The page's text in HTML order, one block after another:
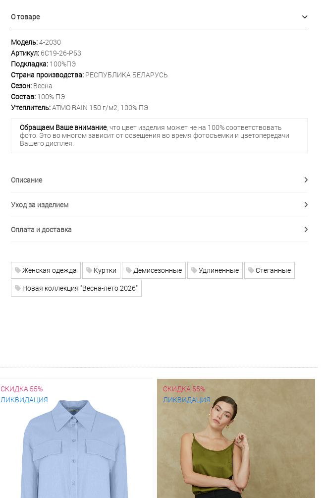
О товаре
Модель:4-2030
Артикул:6С19-26-Р53
Подкладка:100%ПЭ
Страна производства:РЕСПУБЛИКА БЕЛАРУСЬ
Сезон:Весна
Состав:100% ПЭ
Утеплитель:ATMO RAIN 150 г/м2, 100% ПЭ
Обращаем Ваше внимание, что цвет изделия может не на 100% соответствовать
фото. Это во многом зависит от освещения во время фотосъемки и цветопередачи
Вашего дисплея.
Описание
Уход за изделием
Оплата и доставка
Женская одежда Куртки Демисезонные Удлиненные
Стеганные
Новая коллекция "Весна-лето 2026"
СКИДКА 55%
ЛИКВИДАЦИЯ
СКИДКА 55%
ЛИКВИДАЦИЯ